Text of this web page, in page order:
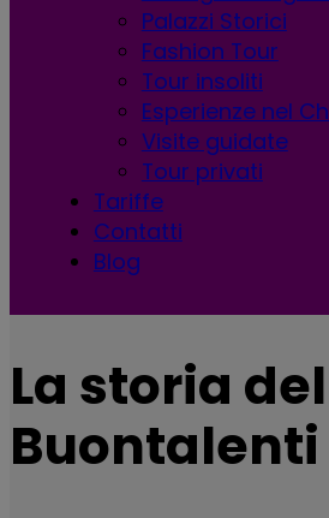
Palazzi Storici
Fashion Tour
Tour insoliti
Esperienze nel
Visite guidate
Tour privati
Tariffe
Contatti
Blog
La storia
Buontalenti